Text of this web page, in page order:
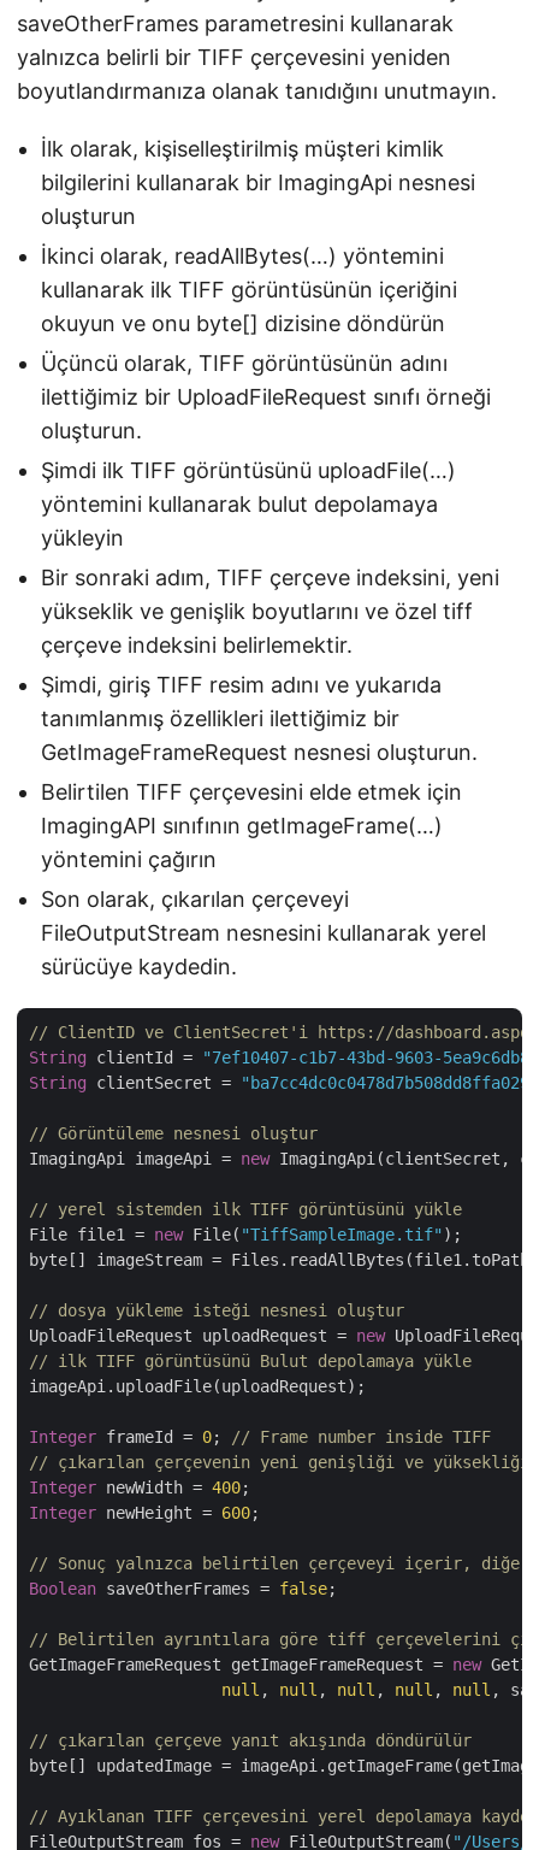
saveOtherFrames parametresini kullanarak
yalnızca belirli bir TIFF çerçevesini yeniden
boyutlandırmanıza olanak tanıdığını unutmayın.
İlk olarak, kişiselleştirilmiş müşteri kimlik
bilgilerini kullanarak bir ImagingApi nesnesi
oluşturun
İkinci olarak, readAllBytes(…) yöntemini
kullanarak ilk TIFF görüntüsünün içeriğini
okuyun ve onu byte[] dizisine döndürün
Üçüncü olarak, TIFF görüntüsünün adını
ilettiğimiz bir UploadFileRequest sınıfı örneği
oluşturun.
Şimdi ilk TIFF görüntüsünü uploadFile(…)
yöntemini kullanarak bulut depolamaya
yükleyin
Bir sonraki adım, TIFF çerçeve indeksini, yeni
yükseklik ve genişlik boyutlarını ve özel tiff
çerçeve indeksini belirlemektir.
Şimdi, giriş TIFF resim adını ve yukarıda
tanımlanmış özellikleri ilettiğimiz bir
GetImageFrameRequest nesnesi oluşturun.
Belirtilen TIFF çerçevesini elde etmek için
ImagingAPI sınıfının getImageFrame(…)
yöntemini çağırın
Son olarak, çıkarılan çerçeveyi
FileOutputStream nesnesini kullanarak yerel
sürücüye kaydedin.
// ClientID ve ClientSecret'i https://
String clientId =
"7ef10407-c1b7-43bd-9603-
String clientSecret =
// Görüntüleme nesnesi oluştur
ImagingApi imageApi = new ImagingApi(clientSecret,
// yerel sistemden ilk TIFF görüntüsünü yükle
File file1 = new File( "TiffSampleImage.tif" );
byte[] imageStream =
// dosya yükleme isteği nesnesi oluştur
UploadFileRequest uploadRequest = new
// ilk TIFF görüntüsünü Bulut depolamaya yükle
imageApi.uploadFile(uploadRequest);
Integer frameId = 0;
// Frame number inside TIFF
// çıkarılan çerçevenin yeni genişliği ve yüksekliği
Integer newWidth = 400
Integer newHeight = 600;
// Sonuç yalnızca belirtilen çerçeveyi içerir, diğer
Boolean saveOtherFrames = false;
// Belirtilen ayrıntılara göre tiff çerçevelerini
GetImageFrameRequest getImageFrameRequest = new
null , null , null , null , null ,
// çıkarılan çerçeve yanıt akışında döndürülür
byte[] updatedImage =
// Ayıklanan TIFF çerçevesini yerel depolamaya
FileOutputStream fos = new FileOutputStream( "/Users/